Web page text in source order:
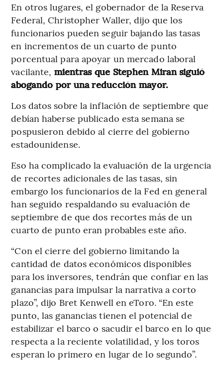
En otros lugares, el gobernador de la Reserva
Federal, Christopher Waller, dijo que los
funcionarios pueden seguir bajando las tasas
en incrementos de un cuarto de punto
porcentual para apoyar un mercado laboral
vacilante, mientras que Stephen Miran siguió
abogando por una reducción mayor.
Los datos sobre la inflación de septiembre que
debían haberse publicado esta semana se
pospusieron debido al cierre del gobierno
estadounidense.
Eso ha complicado la evaluación de la urgencia
de recortes adicionales de las tasas, sin
embargo los funcionarios de la Fed en general
han seguido respaldando su evaluación de
septiembre de que dos recortes más de un
cuarto de punto eran probables este año.
“Con el cierre del gobierno limitando la
cantidad de datos económicos disponibles
para los inversores, tendrán que confiar en las
ganancias para impulsar la narrativa a corto
plazo”, dijo Bret Kenwell en eToro. “En este
punto, las ganancias tienen el potencial de
estabilizar el barco o sacudir el barco en lo que
respecta a la reciente volatilidad, y los toros
esperan lo primero en lugar de lo segundo”.